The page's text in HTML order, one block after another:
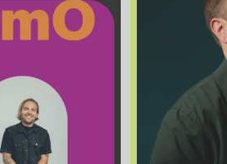
DiCaire
spectacle
André-Mathieu
DiCaire
spectacle